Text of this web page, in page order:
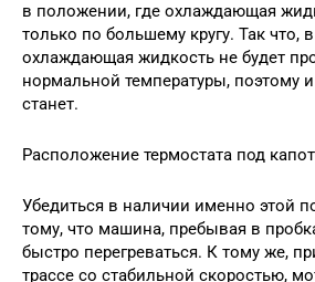
в положении, где охлаждающая
только по большему кругу. Так что,
охлаждающая жидкость не будет
нормальной температуры, поэтому
станет.
Расположение термостата под
Убедиться в наличии именно этой
тому, что машина, пребывая в
быстро перегреваться. К тому же,
трассе со стабильной скоростью,